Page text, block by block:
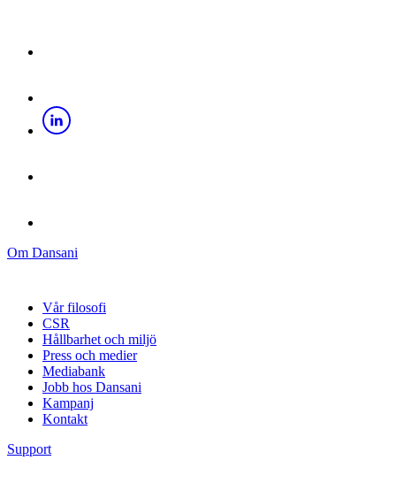
Om Dansani
Vår filosofi
CSR
Hållbarhet och miljö
Press och medier
Mediabank
Jobb hos Dansani
Kampanj
Kontakt
Support